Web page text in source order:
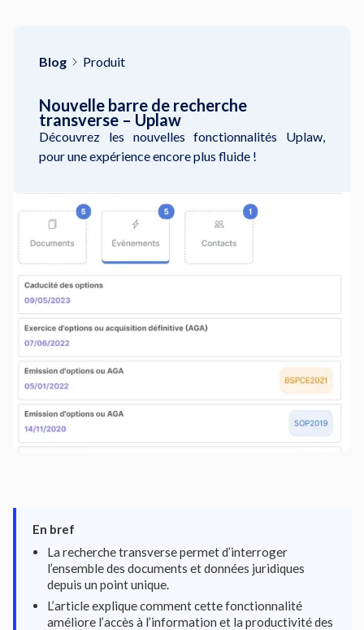
Blog Produit
Nouvelle barre de recherche
transverse – Uplaw
Découvrez les nouvelles fonctionnalités Uplaw,
pour une expérience encore plus fluide !
En bref
La recherche transverse permet d’interroger
l’ensemble des documents et données juridiques
depuis un point unique.
L’article explique comment cette fonctionnalité
améliore l’accès à l’information et la productivité des